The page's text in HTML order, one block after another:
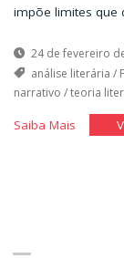
impõe limites que
24 de fevereiro
análise literária /
narrativo /teoria
Saiba Mais"Foco